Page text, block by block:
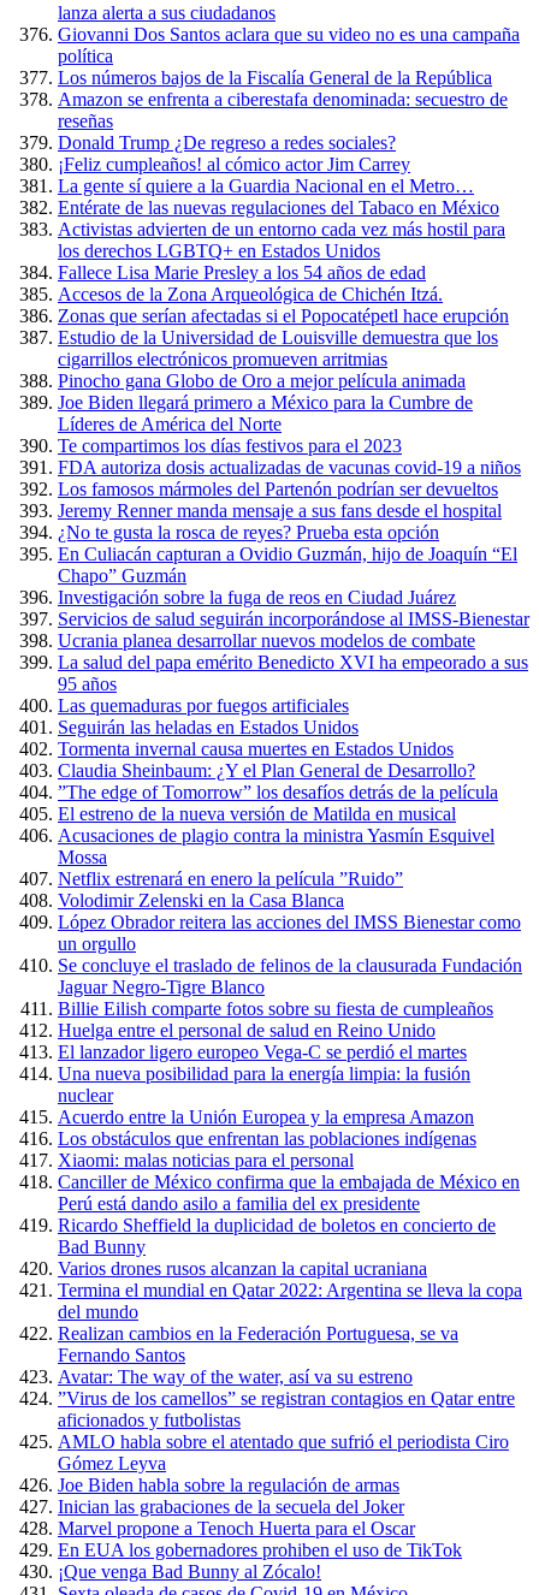
lanza alerta a sus ciudadanos
Giovanni Dos Santos aclara que su video no es una campaña
política
Los números bajos de la Fiscalía General de la República
Amazon se enfrenta a ciberestafa denominada: secuestro de
reseñas
Donald Trump ¿De regreso a redes sociales?
¡Feliz cumpleaños! al cómico actor Jim Carrey
La gente sí quiere a la Guardia Nacional en el Metro…
Entérate de las nuevas regulaciones del Tabaco en México
Activistas advierten de un entorno cada vez más hostil para
los derechos LGBTQ+ en Estados Unidos
Fallece Lisa Marie Presley a los 54 años de edad
Accesos de la Zona Arqueológica de Chichén Itzá.
Zonas que serían afectadas si el Popocatépetl hace erupción
Estudio de la Universidad de Louisville demuestra que los
cigarrillos electrónicos promueven arritmias
Pinocho gana Globo de Oro a mejor película animada
Joe Biden llegará primero a México para la Cumbre de
Líderes de América del Norte
Te compartimos los días festivos para el 2023
FDA autoriza dosis actualizadas de vacunas covid-19 a niños
Los famosos mármoles del Partenón podrían ser devueltos
Jeremy Renner manda mensaje a sus fans desde el hospital
¿No te gusta la rosca de reyes? Prueba esta opción
En Culiacán capturan a Ovidio Guzmán, hijo de Joaquín “El
Chapo” Guzmán
Investigación sobre la fuga de reos en Ciudad Juárez
Servicios de salud seguirán incorporándose al IMSS-Bienestar
Ucrania planea desarrollar nuevos modelos de combate
La salud del papa emérito Benedicto XVI ha empeorado a sus
95 años
Las quemaduras por fuegos artificiales
Seguirán las heladas en Estados Unidos
Tormenta invernal causa muertes en Estados Unidos
Claudia Sheinbaum: ¿Y el Plan General de Desarrollo?
”The edge of Tomorrow” los desafíos detrás de la película
El estreno de la nueva versión de Matilda en musical
Acusaciones de plagio contra la ministra Yasmín Esquivel
Mossa
Netflix estrenará en enero la película ”Ruido”
Volodimir Zelenski en la Casa Blanca
López Obrador reitera las acciones del IMSS Bienestar como
un orgullo
Se concluye el traslado de felinos de la clausurada Fundación
Jaguar Negro-Tigre Blanco
Billie Eilish comparte fotos sobre su fiesta de cumpleaños
Huelga entre el personal de salud en Reino Unido
El lanzador ligero europeo Vega-C se perdió el martes
Una nueva posibilidad para la energía limpia: la fusión
nuclear
Acuerdo entre la Unión Europea y la empresa Amazon
Los obstáculos que enfrentan las poblaciones indígenas
Xiaomi: malas noticias para el personal
Canciller de México confirma que la embajada de México en
Perú está dando asilo a familia del ex presidente
Ricardo Sheffield la duplicidad de boletos en concierto de
Bad Bunny
Varios drones rusos alcanzan la capital ucraniana
Termina el mundial en Qatar 2022: Argentina se lleva la copa
del mundo
Realizan cambios en la Federación Portuguesa, se va
Fernando Santos
Avatar: The way of the water, así va su estreno
”Virus de los camellos” se registran contagios en Qatar entre
aficionados y futbolistas
AMLO habla sobre el atentado que sufrió el periodista Ciro
Gómez Leyva
Joe Biden habla sobre la regulación de armas
Inician las grabaciones de la secuela del Joker
Marvel propone a Tenoch Huerta para el Oscar
En EUA los gobernadores prohiben el uso de TikTok
¡Que venga Bad Bunny al Zócalo!